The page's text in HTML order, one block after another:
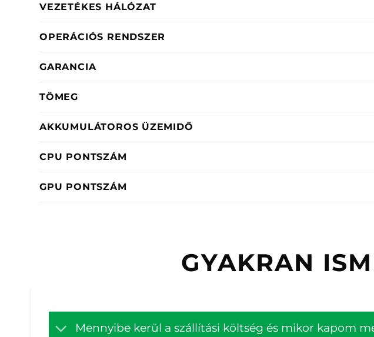
VEZETÉKES HÁLÓZAT
OPERÁCIÓS RENDSZER
GARANCIA
TÖMEG
AKKUMULÁTOROS ÜZEMIDŐ
CPU PONTSZÁM
GPU PONTSZÁM
GYAKRAN
Mennyibe kerül a szállítási költség és mikor kapom